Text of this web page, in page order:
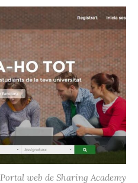
Portal web de Sharing Academy